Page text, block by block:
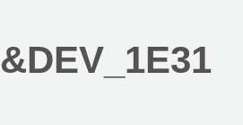
&DEV_1E31